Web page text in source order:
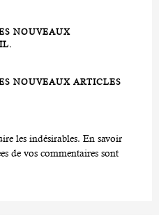
NOUVEAUX
NOUVEAUX ARTICLES
les indésirables. En savoir
de vos commentaires sont